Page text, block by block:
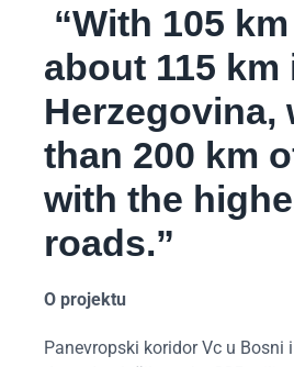
“With 105
about 115
Herzegovina,
than 200 km
with the
roads.”
O projektu
Panevropski koridor Vc u